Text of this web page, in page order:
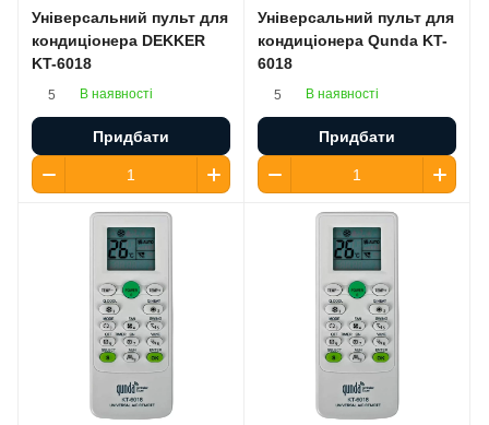
Універсальний пульт для
кондиціонера DEKKER
KT-6018
5 В наявності
Придбати
Універсальний пульт для
кондиціонера Qunda KT-
6018
5 В наявності
Придбати